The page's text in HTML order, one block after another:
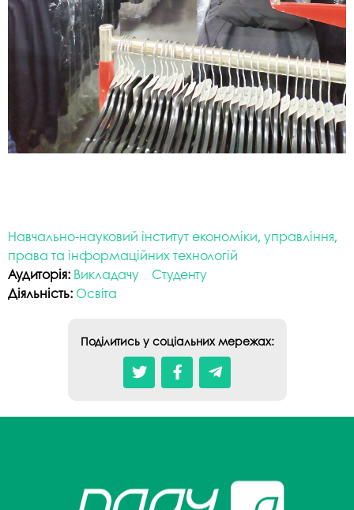
Навчально-науковий інститут економіки, управління,
права та інформаційних технологій
Аудиторія: Викладачу
Студенту
Діяльність: Освіта
Поділитись у соціальних мережах: